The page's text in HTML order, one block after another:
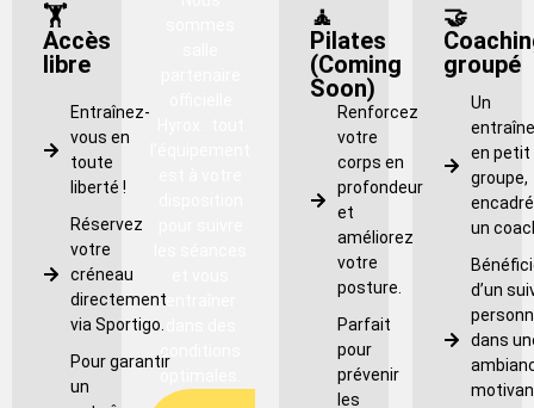
🏋️
Accès
libre
Entraînez-
vous en
toute
liberté !
Réservez
votre
créneau
directement
via Sportigo.
Pour garantir
un
entraîner
conditions
🧘
Pilates
(Coming
Soon)
Renforcez
votre
corps en
profondeur
et
améliorez
votre
posture.
Parfait
pour
prévenir
les
🤝
groupé
Un
en petit
groupe,
un
d’un
dans